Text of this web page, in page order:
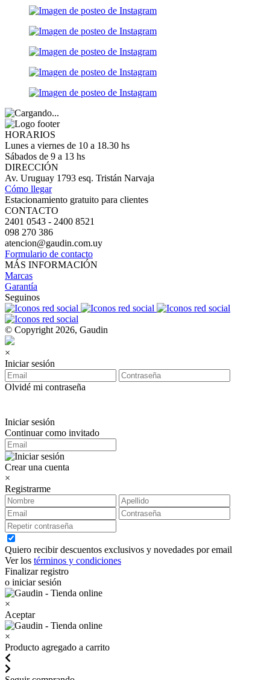
HORARIOS
Lunes a viernes de 10 a 18.30 hs
Sábados de 9 a 13 hs
DIRECCIÓN
Av. Uruguay 1793 esq. Tristán Narvaja
Cómo llegar
Estacionamiento gratuito para clientes
CONTACTO
2401 0543 - 2400 8521
098 270 386
atencion@gaudin.com.uy
Formulario de contacto
MÁS INFORMACIÓN
Marcas
Garantía
Seguinos
© Copyright 2026, Gaudin
×
Iniciar sesión
Olvidé mi contraseña
Iniciar sesión
Continuar como invitado
Crear una cuenta
×
Registrarme
Quiero recibir descuentos exclusivos y novedades por email
Ver los términos y condiciones
Finalizar registro
o iniciar sesión
×
Aceptar
×
Producto agregado a carrito